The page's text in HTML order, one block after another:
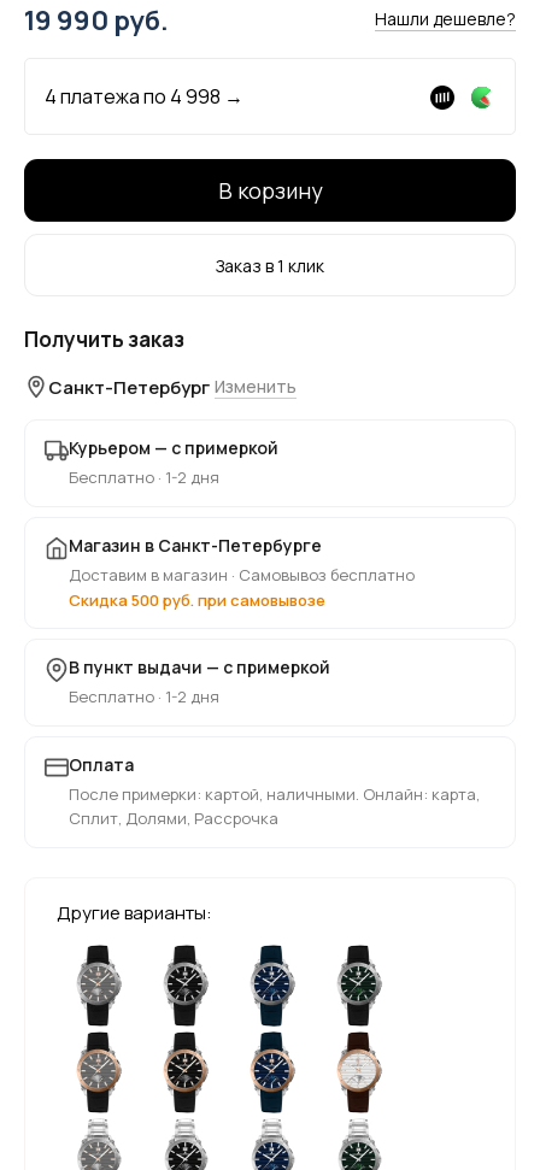
19 990 руб. Нашли дешевле?
4 платежа по 4 998 →
В корзину
Заказ в 1 клик
Получить заказ
Санкт-Петербург Изменить
Курьером — с примеркой
Бесплатно · 1-2 дня
Магазин в Санкт-Петербурге
Доставим в магазин · Самовывоз бесплатно
Скидка 500 руб. при самовывозе
В пункт выдачи — с примеркой
Бесплатно · 1-2 дня
Оплата
После примерки: картой, наличными. Онлайн: карта,
Сплит, Долями, Рассрочка
Другие варианты: